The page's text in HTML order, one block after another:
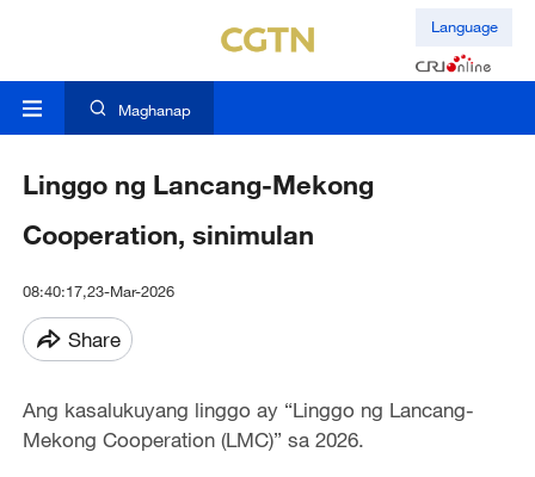
Language
Maghanap
Linggo ng Lancang-Mekong
Cooperation, sinimulan
08:40:17,23-Mar-2026
Share
Ang kasalukuyang linggo ay “Linggo ng Lancang-
Mekong Cooperation (LMC)” sa 2026.